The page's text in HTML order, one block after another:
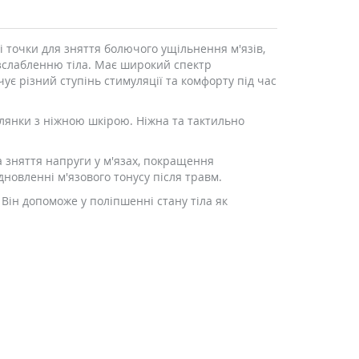
для зняття болючого ущільнення м'язів,
тіла. Має широкий спектр
різний ступінь стимуляції та комфорту під час
з ніжною шкірою. Ніжна та тактильно
напруги у м'язах, покращення
м'язового тонусу після травм.
допоможе у поліпшенні стану тіла як